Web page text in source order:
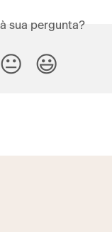
sua pergunta?
😐 😃